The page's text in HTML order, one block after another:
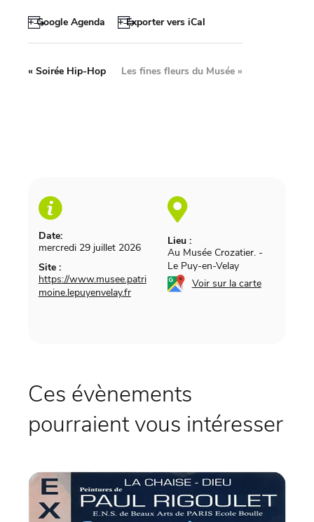
+ Google Agenda + Exporter vers iCal
Date:
mercredi 29 juillet 2026
Site :
https://www.musee.patri
moine.lepuyenvelay.fr
Lieu :
Au Musée Crozatier. -
Le Puy-en-Velay
Voir sur la carte
« Soirée Hip-Hop Les fines fleurs du Musée »
Ces évènements
pourraient vous intéresser